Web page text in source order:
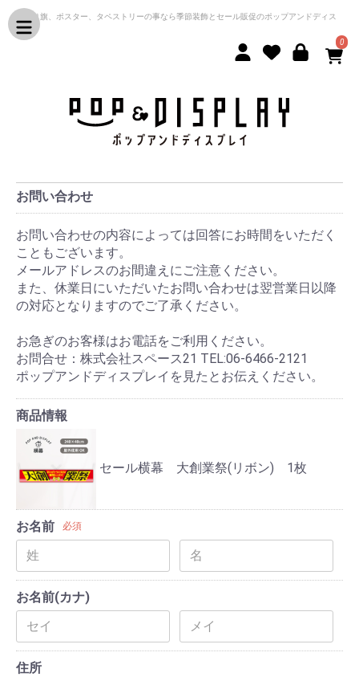
のぼり旗、ポスター、タペストリーの事なら季節装飾とセール販促のポップアンドディス
プレイ
0
お問い合わせ
お問い合わせの内容によっては回答にお時間をいただく
こともございます。
メールアドレスのお間違えにご注意ください。
また、休業日にいただいたお問い合わせは翌営業日以降
の対応となりますのでご了承ください。
お急ぎのお客様はお電話をご利用ください。
お問合せ：株式会社スペース21 TEL:06-6466-2121
ポップアンドディスプレイを見たとお伝えください。
商品情報
セール横幕 大創業祭(リボン) 1枚
お名前 必須
お名前(カナ)
住所